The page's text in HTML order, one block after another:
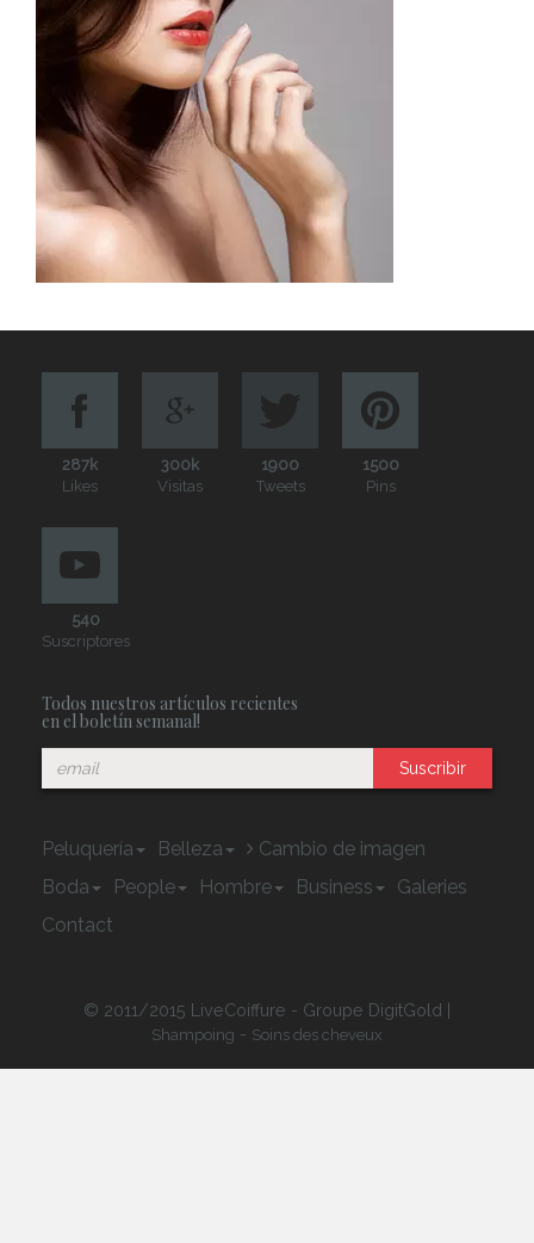
287k
Likes
300k
Visitas
1900
Tweets
1500
Pins
540
Suscriptores
Todos nuestros artículos recientes
en el boletín semanal!
Suscribir
Peluquería Belleza
Cambio de imagen
Boda
People Hombre Business
Galeries
Contact
© 2011/2015 LiveCoiffure - Groupe DigitGold |
Shampoing - Soins des cheveux